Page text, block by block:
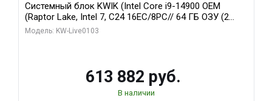
Системный блок KWIK (Intel Core i9-14900 OEM
(Raptor Lake, Intel 7, C24 16EC/8PC// 64 ГБ ОЗУ (2
модуля)/ Afox RTX4090 24GB GDDR6X 384-Bit 3xDP
Модель: KW-Live0103
613 882 руб.
В наличии